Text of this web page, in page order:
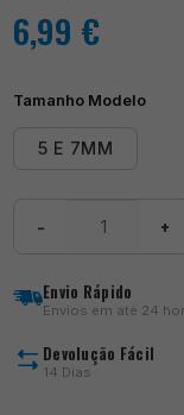
6,99 €
Tamanho Modelo
5 E 7MM
Wafters
Snaker
Morango
− +
Envio Rápido
Envios em até 24
Devolução Fácil
14 Dias